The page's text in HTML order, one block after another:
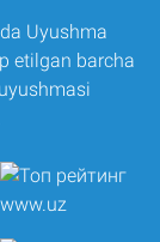
Uyushma
etilgan barcha